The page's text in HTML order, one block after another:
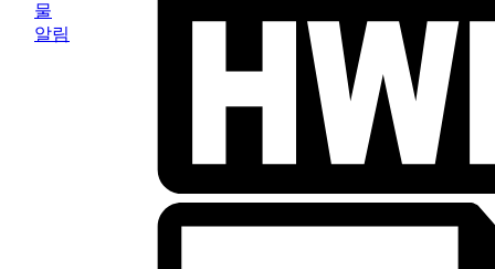
물
알림